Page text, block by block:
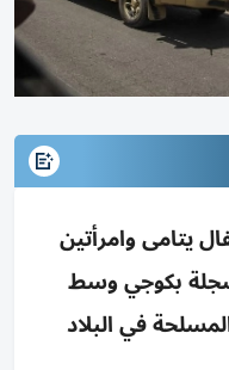
يحرر 7 أطفال يتامى وامرأتين
بكوجي وسط
في البلاد